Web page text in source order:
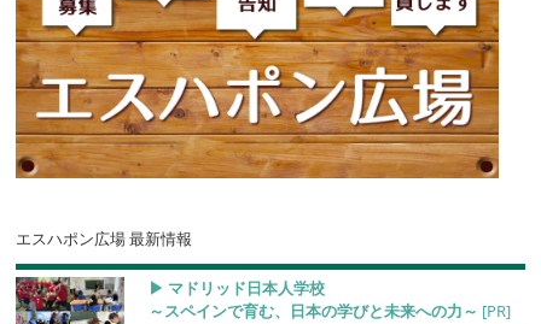
エスハポン広場 最新情報
▶︎ マドリッド日本人学校
～スペインで育む、日本の学びと未来への力～ [PR]